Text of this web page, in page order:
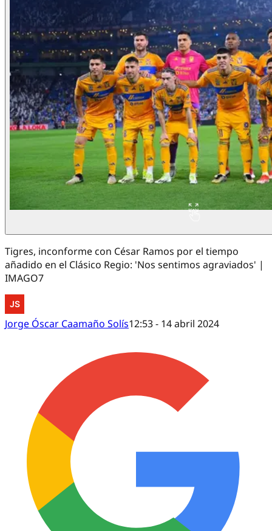
Tigres, inconforme con César Ramos por el tiempo
añadido en el Clásico Regio: 'Nos sentimos agraviados' |
IMAGO7
Jorge Óscar Caamaño Solís12:53 - 14 abril 2024